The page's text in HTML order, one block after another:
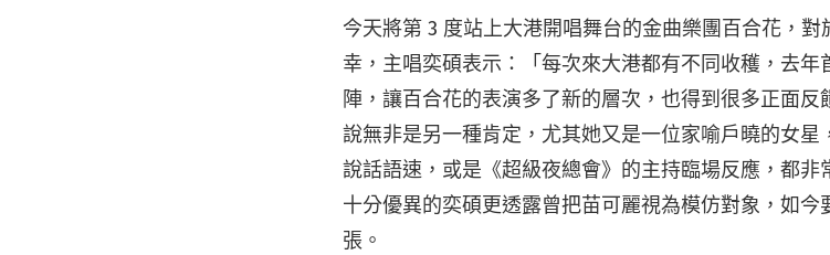
今天將第 3 度站上大港開唱舞台的金曲樂團百合花，
幸，主唱奕碩表示：「每次來大港都有不同收穫，去
陣，讓百合花的表演多了新的層次，也得到很多正面
說無非是另一種肯定，尤其她又是一位家喻戶曉的女
說話語速，或是《超級夜總會》的主持臨場反應，都
十分優異的奕碩更透露曾把苗可麗視為模仿對象，如
張。